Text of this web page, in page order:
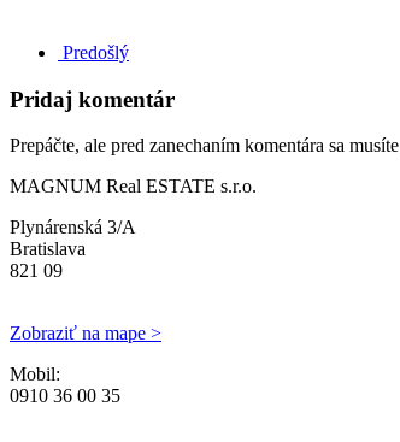
Predošlý
Pridaj komentár
Prepáčte, ale pred zanechaním komentára sa musíte
MAGNUM Real ESTATE s.r.o.
Plynárenská 3/A
Bratislava
821 09
Zobraziť na mape >
Mobil:
0910 36 00 35